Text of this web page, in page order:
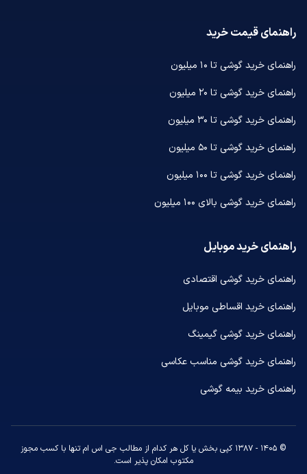
راهنمای قیمت خرید
راهنمای خرید گوشی تا ۱۰ میلیون
راهنمای خرید گوشی تا ۲۰ میلیون
راهنمای خرید گوشی تا ۳۰ میلیون
راهنمای خرید گوشی تا ۵۰ میلیون
راهنمای خرید گوشی تا ۱۰۰ میلیون
راهنمای خرید گوشی بالای ۱۰۰ میلیون
راهنمای خرید موبایل
راهنمای خرید گوشی اقتصادی
راهنمای خرید اقساطی موبایل
راهنمای خرید گوشی گیمینگ
راهنمای خرید گوشی مناسب عکاسی
راهنمای خرید بیمه گوشی
© ۱۴۰۵ - ۱۳۸۷ کپی بخش یا کل هر کدام از مطالب جی اس ام تنها با کسب مجوز
مکتوب امکان پذیر است.